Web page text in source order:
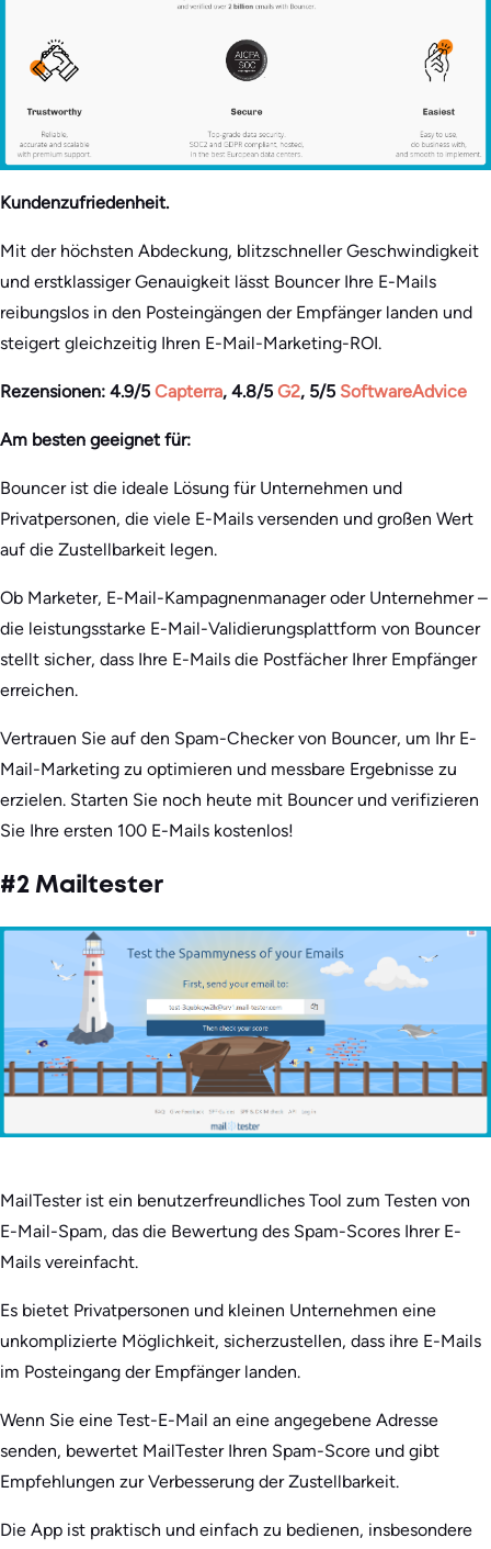
Kundenzufriedenheit.
Mit der höchsten Abdeckung, blitzschneller Geschwindigkeit
und erstklassiger Genauigkeit lässt Bouncer Ihre E-Mails
reibungslos in den Posteingängen der Empfänger landen und
steigert gleichzeitig Ihren E-Mail-Marketing-ROI.
Rezensionen: 4.9/5 Capterra, 4.8/5 G2, 5/5 SoftwareAdvice
Am besten geeignet für:
Bouncer ist die ideale Lösung für Unternehmen und
Privatpersonen, die viele E-Mails versenden und großen Wert
auf die Zustellbarkeit legen.
Ob Marketer, E-Mail-Kampagnenmanager oder Unternehmer –
die leistungsstarke E-Mail-Validierungsplattform von Bouncer
stellt sicher, dass Ihre E-Mails die Postfächer Ihrer Empfänger
erreichen.
Vertrauen Sie auf den Spam-Checker von Bouncer, um Ihr E-
Mail-Marketing zu optimieren und messbare Ergebnisse zu
erzielen. Starten Sie noch heute mit Bouncer und verifizieren
Sie Ihre ersten 100 E-Mails kostenlos!
#2 Mailtester
MailTester ist ein benutzerfreundliches Tool zum Testen von
E-Mail-Spam, das die Bewertung des Spam-Scores Ihrer E-
Mails vereinfacht.
Es bietet Privatpersonen und kleinen Unternehmen eine
unkomplizierte Möglichkeit, sicherzustellen, dass ihre E-Mails
im Posteingang der Empfänger landen.
Wenn Sie eine Test-E-Mail an eine angegebene Adresse
senden, bewertet MailTester Ihren Spam-Score und gibt
Empfehlungen zur Verbesserung der Zustellbarkeit.
Die App ist praktisch und einfach zu bedienen, insbesondere